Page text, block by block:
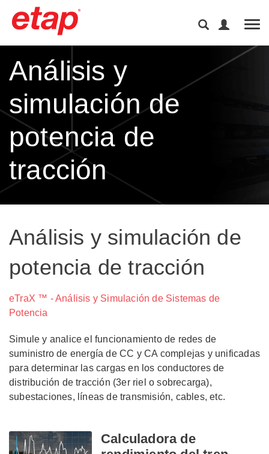
Análisis y
simulación de
potencia de
tracción
Análisis y simulación de
potencia de tracción
eTraX ™ - Análisis y Simulación de Sistemas de
Potencia
Simule y analice el funcionamiento de redes de
suministro de energía de CC y CA complejas y unificadas
para determinar las cargas en los conductores de
distribución de tracción (3er riel o sobrecarga),
subestaciones, líneas de transmisión, cables, etc.
Calculadora de